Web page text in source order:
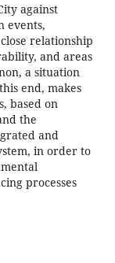
against
events,
relationship
and areas
a situation
end, makes
based on
the
and
in order to
processes